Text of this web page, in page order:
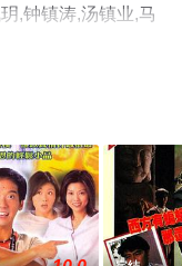
,钟镇涛,汤镇业,马
,冯皓扬,黄庭锋,
已揭晓（全25
视剧、电视猫或